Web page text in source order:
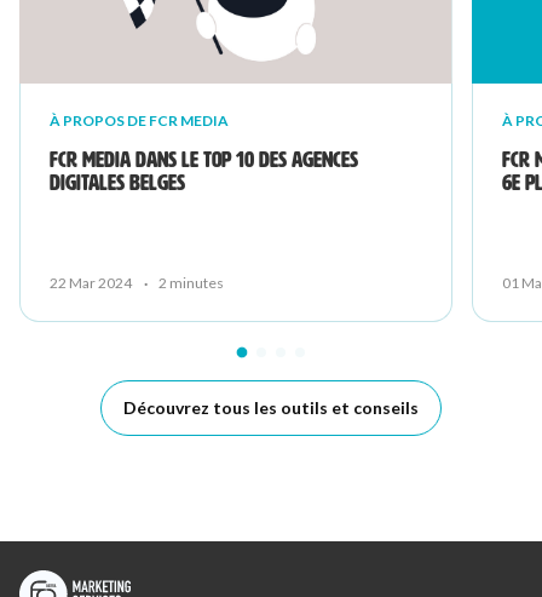
À PROPOS DE FCR MEDIA
FCR Media dans le top 10 des agences
digitales belges
22 Mar 2024 · 2 minutes
À
6e
01
Découvrez tous les outils et conseils